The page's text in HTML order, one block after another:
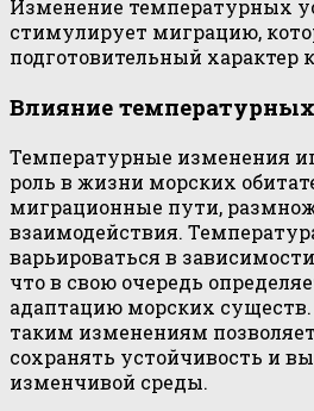
Изменение температурных
стимулирует миграцию,
подготовительный
Влияние
Температурные изменения
роль в жизни морских
миграционные пути,
взаимодействия.
варьироваться в
что в свою очередь
адаптацию морских
таким изменениям
сохранять устойчивость и
изменчивой среды.